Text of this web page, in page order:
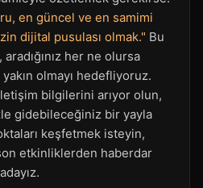
en güncel ve en samimi
dijital pusulası olmak." Bu
her ne olursa
olmayı hedefliyoruz.
bilgilerini arıyor olun,
gidebileceğiniz bir yayla
keşfetmek isteyin,
etkinliklerden haberdar